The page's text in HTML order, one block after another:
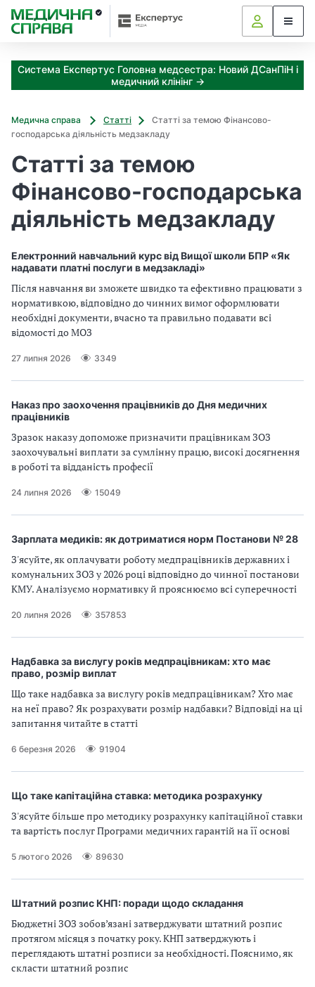
Система Експертус Головна медсестра: Новий ДСанПіН і
медичний клінінг →
Медична справа Статті
Статті за темою Фінансово-
господарська діяльність медзакладу
Статті за темою
Фінансово-господарська
діяльність медзакладу
Електронний навчальний курс від Вищої школи БПР «Як
надавати платні послуги в медзакладі»
Після навчання ви зможете швидко та ефективно працювати з
нормативкою, відповідно до чинних вимог оформлювати
необхідні документи, вчасно та правильно подавати всі
відомості до МОЗ
27 липня 2026 3349
Наказ про заохочення працівників до Дня медичних
працівників
Зразок наказу допоможе призначити працівникам ЗОЗ
заохочувальні виплати за сумлінну працю, високі досягнення
в роботі та відданість професії
24 липня 2026 15049
Зарплата медиків: як дотриматися норм Постанови № 28
З'ясуйте, як оплачувати роботу медпрацівників державних і
комунальних ЗОЗ у 2026 році відповідно до чинної постанови
КМУ. Аналізуємо нормативку й прояснюємо всі суперечності
20 липня 2026 357853
Надбавка за вислугу років медпрацівникам: хто має
право, розмір виплат
Що таке надбавка за вислугу років медпрацівникам? Хто має
на неї право? Як розрахувати розмір надбавки? Відповіді на ці
запитання читайте в статті
6 березня 2026 91904
Що таке капітаційна ставка: методика розрахунку
З'ясуйте більше про методику розрахунку капітаційної ставки
та вартість послуг Програми медичних гарантій на її основі
5 лютого 2026 89630
Штатний розпис КНП: поради щодо складання
Бюджетні ЗОЗ зобов’язані затверджувати штатний розпис
протягом місяця з початку року. КНП затверджують і
переглядають штатні розписи за необхідності. Пояснимо, як
скласти штатний розпис
З
а
к
з
о
и
о
а
о
т
и
м
а
т
и
а
и
П
Р